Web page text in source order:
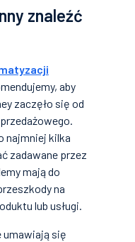
znaleźć
aby
zaczęło się od
najmniej kilka
zadawane przez
mają do
na
lub usługi.
umawiają się